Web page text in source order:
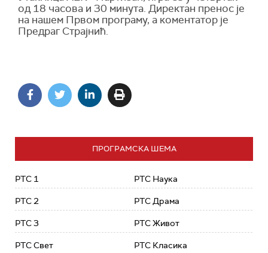
од 18 часова и 30 минута. Директан пренос је
на нашем Првом програму, а коментатор је
Предраг Страјнић.
ПРОГРАМСКА ШЕМА
РТС 1
РТС 2
РТС 3
РТС Свет
РТС Наука
РТС Драма
РТС Живот
РТС Класика